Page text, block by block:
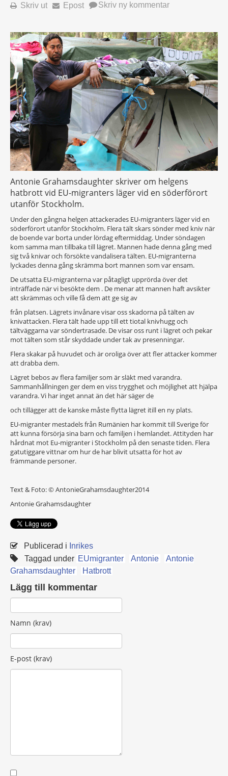
Skriv ut Epost Skriv ny kommentar
Antonie Grahamsdaughter skriver om helgens
hatbrott vid EU-migranters läger vid en söderförort
utanför Stockholm.
Under den gångna helgen attackerades EU-migranters läger vid en
söderförort utanför Stockholm. Flera tält skars sönder med kniv när
de boende var borta under lördag eftermiddag. Under söndagen
kom samma man tillbaka till lägret. Mannen hade denna gång med
sig två knivar och försökte vandalisera tälten. EU-migranterna
lyckades denna gång skrämma bort mannen som var ensam.
De utsatta EU-migranterna var påtagligt upprörda över det
inträffade när vi besökte dem . De menar att mannen haft avsikter
att skrämmas och ville få dem att ge sig av
från platsen. Lägrets invånare visar oss skadorna på tälten av
knivattacken. Flera tält hade upp till ett tiotal knivhugg och
tältväggarna var söndertrasade. De visar oss runt i lägret och pekar
mot tälten som står skyddade under tak av presenningar.
Flera skakar på huvudet och är oroliga över att fler attacker kommer
att drabba dem.
Lägret bebos av flera familjer som är släkt med varandra.
Sammanhållningen ger dem en viss trygghet och möjlighet att hjälpa
varandra. Vi har inget annat än det här säger de
och tillägger att de kanske måste flytta lägret itill en ny plats.
EU-migranter mestadels från Rumänien har kommit till Sverige för
att kunna försörja sina barn och familjen i hemlandet. Attityden har
hårdnat mot Eu-migranter i Stockholm på den senaste tiden. Flera
gatutiggare vittnar om hur de har blivit utsatta för hot av
främmande personer.
Text & Foto: © AntonieGrahamsdaughter2014
Antonie Grahamsdaughter
Publicerad i Inrikes
Taggad under EUmigranter Antonie
Antonie
Grahamsdaughter
Hatbrott
Lägg till kommentar
Namn (krav)
E-post (krav)